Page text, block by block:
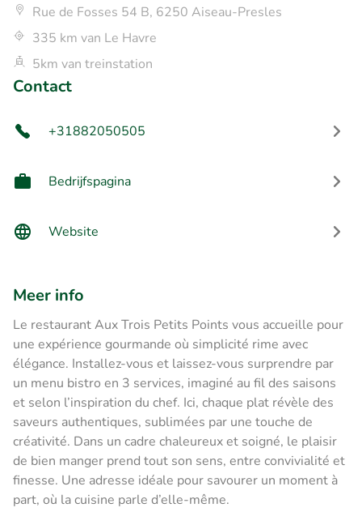
Rue de Fosses 54 B, 6250 Aiseau-Presles
335 km van Le Havre
5km van treinstation
Contact
+31882050505
Bedrijfspagina
Website
Meer info
Le restaurant Aux Trois Petits Points vous accueille pour
une expérience gourmande où simplicité rime avec
élégance. Installez-vous et laissez-vous surprendre par
un menu bistro en 3 services, imaginé au fil des saisons
et selon l’inspiration du chef. Ici, chaque plat révèle des
saveurs authentiques, sublimées par une touche de
créativité. Dans un cadre chaleureux et soigné, le plaisir
de bien manger prend tout son sens, entre convivialité et
finesse. Une adresse idéale pour savourer un moment à
part, où la cuisine parle d’elle-même.